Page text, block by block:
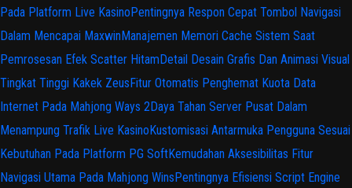
Pada Platform Live KasinoPentingnya Respon Cepat Tombol Navigasi
Dalam Mencapai MaxwinManajemen Memori Cache Sistem Saat
Pemrosesan Efek Scatter HitamDetail Desain Grafis Dan Animasi Visual
Tingkat Tinggi Kakek ZeusFitur Otomatis Penghemat Kuota Data
Internet Pada Mahjong Ways 2Daya Tahan Server Pusat Dalam
Menampung Trafik Live KasinoKustomisasi Antarmuka Pengguna Sesuai
Kebutuhan Pada Platform PG SoftKemudahan Aksesibilitas Fitur
Navigasi Utama Pada Mahjong WinsPentingnya Efisiensi Script Engine